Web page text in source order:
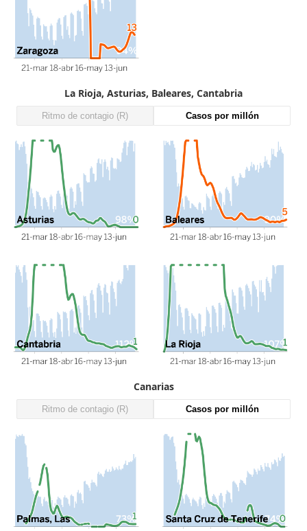
La Rioja, Asturias, Baleares, Cantabria
Ritmo de contagio (R) Casos por millón
Canarias
Ritmo de contagio (R) Casos por millón